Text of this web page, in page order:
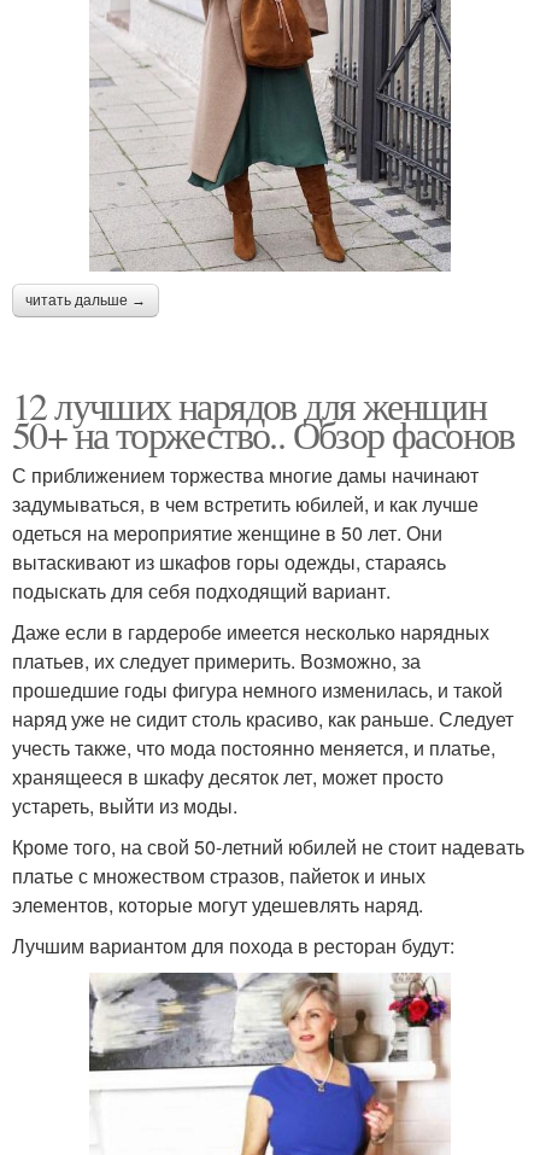
читать дальше →
12 лучших нарядов для женщин
50+ на торжество.. Обзор фасонов
С приближением торжества многие дамы начинают
задумываться, в чем встретить юбилей, и как лучше
одеться на мероприятие женщине в 50 лет. Они
вытаскивают из шкафов горы одежды, стараясь
подыскать для себя подходящий вариант.
Даже если в гардеробе имеется несколько нарядных
платьев, их следует примерить. Возможно, за
прошедшие годы фигура немного изменилась, и такой
наряд уже не сидит столь красиво, как раньше. Следует
учесть также, что мода постоянно меняется, и платье,
хранящееся в шкафу десяток лет, может просто
устареть, выйти из моды.
Кроме того, на свой 50-летний юбилей не стоит надевать
платье с множеством стразов, пайеток и иных
элементов, которые могут удешевлять наряд.
Лучшим вариантом для похода в ресторан будут: